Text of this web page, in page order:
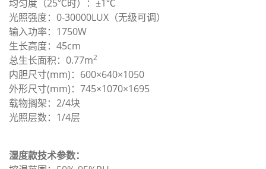
均匀度（25℃时）：±1℃
光照强度：0-30000LUX（无级可调）
输入功率：1750W
生长高度：45cm
总生长面积：0.77m2
内胆尺寸(mm)：600×640×1050
外形尺寸(mm)：745×1070×1695
载物搁架：2/4块
光照层数：1/4层
湿度款技术参数：